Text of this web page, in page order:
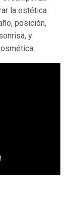
la estética
posición,
y